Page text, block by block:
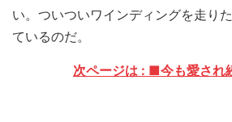
い。ついついワインディングを走り
ているのだ。
次ページは : ■今も愛され